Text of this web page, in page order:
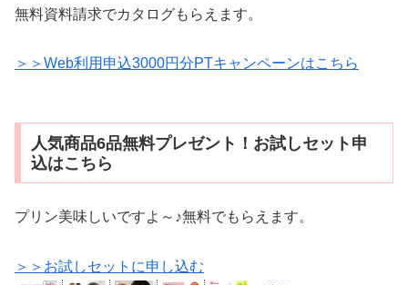
無料資料請求でカタログもらえます。
＞＞Web利用申込3000円分PTキャンペーンはこちら
人気商品6品無料プレゼント！お試しセット申
込はこちら
プリン美味しいですよ～♪無料でもらえます。
＞＞お試しセットに申し込む